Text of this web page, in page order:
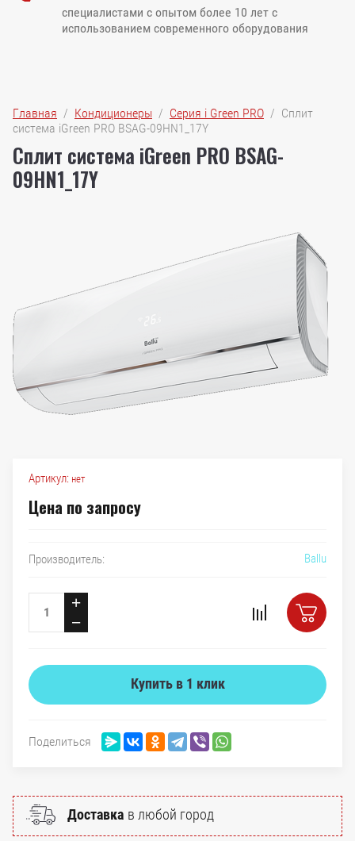
специалистами с опытом более 10 лет с
использованием современного оборудования
Главная
  /
Кондиционеры
  /
Серия i Green PRO
  /  Сплит
система iGreen PRO BSAG-09HN1_17Y
Сплит система iGreen PRO BSAG-
09HN1_17Y
Артикул: нет
Цена по запросу
Производитель: Ballu
+
−
Купить в 1 клик
Поделиться
Доставка в любой город